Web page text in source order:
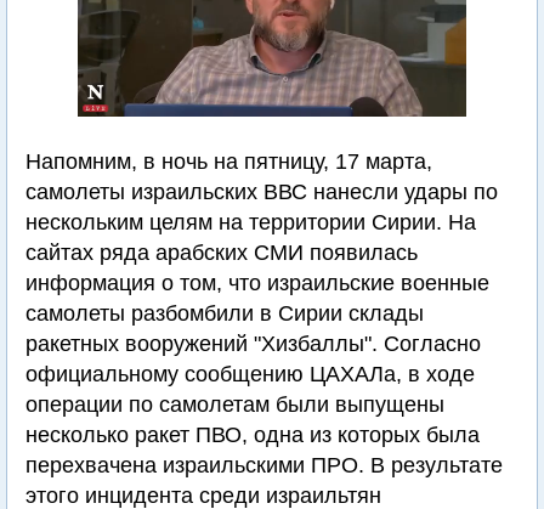
Напомним, в ночь на пятницу, 17 марта,
самолеты израильских ВВС нанесли удары по
нескольким целям на территории Сирии. На
сайтах ряда арабских СМИ появилась
информация о том, что израильские военные
самолеты разбомбили в Сирии склады
ракетных вооружений "Хизбаллы". Согласно
официальному сообщению ЦАХАЛа, в ходе
операции по самолетам были выпущены
несколько ракет ПВО, одна из которых была
перехвачена израильскими ПРО. В результате
этого инцидента среди израильтян